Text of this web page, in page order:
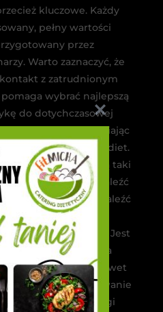
kluczowe. Każdy
pełny wartości
przez
Warto zaznaczyć, że
z zatrudnionym
wybrać najlepszą
do dotychczasowej
lifestylu. Zamawiając
spośród różnych diet.
pudełkowe oferują taki
powinien znaleźć
przykład, możesz znaleźć
czy glutenu lub
owoce morza. Jest
standardowy, dla
wegetariańskie, a nawet
sposób na zasmakowanie
smaków. Cateringi